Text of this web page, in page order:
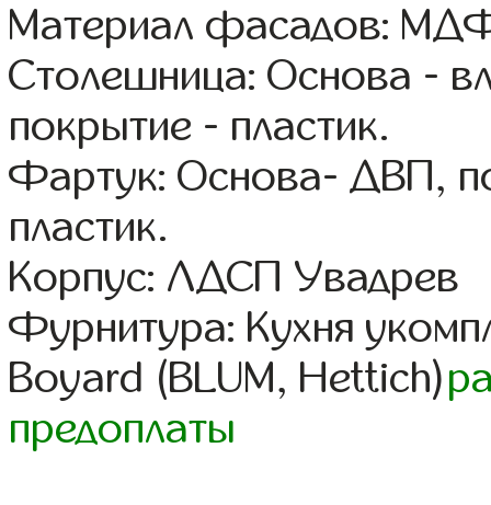
Материал фасадов:
Столешница: Основа -
покрытие - пластик.
Фартук: Основа- ДВП,
пластик.
Корпус: ЛДСП Увадрев
Фурнитура: Кухня
Boyard (BLUM, Hettich)
предоплаты